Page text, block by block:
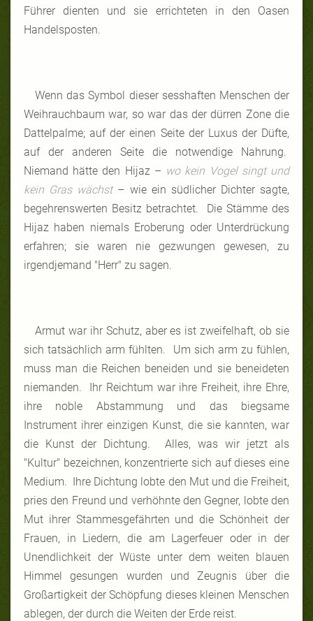
Führer dienten und sie errichteten in den Oasen
Handelsposten.
Wenn das Symbol dieser sesshaften Menschen der
Weihrauchbaum war, so war das der dürren Zone die
Dattelpalme; auf der einen Seite der Luxus der Düfte,
auf der anderen Seite die notwendige Nahrung.
Niemand hätte den Hijaz – wo kein Vogel singt und
kein Gras wächst – wie ein südlicher Dichter sagte,
begehrenswerten Besitz betrachtet. Die Stämme des
Hijaz haben niemals Eroberung oder Unterdrückung
erfahren; sie waren nie gezwungen gewesen, zu
irgendjemand "Herr" zu sagen.
Armut war ihr Schutz, aber es ist zweifelhaft, ob sie
sich tatsächlich arm fühlten. Um sich arm zu fühlen,
muss man die Reichen beneiden und sie beneideten
niemanden. Ihr Reichtum war ihre Freiheit, ihre Ehre,
ihre noble Abstammung und das biegsame
Instrument ihrer einzigen Kunst, die sie kannten, war
die Kunst der Dichtung. Alles, was wir jetzt als
"Kultur" bezeichnen, konzentrierte sich auf dieses eine
Medium. Ihre Dichtung lobte den Mut und die Freiheit,
pries den Freund und verhöhnte den Gegner, lobte den
Mut ihrer Stammesgefährten und die Schönheit der
Frauen, in Liedern, die am Lagerfeuer oder in der
Unendlichkeit der Wüste unter dem weiten blauen
Himmel gesungen wurden und Zeugnis über die
Großartigkeit der Schöpfung dieses kleinen Menschen
ablegen, der durch die Weiten der Erde reist.